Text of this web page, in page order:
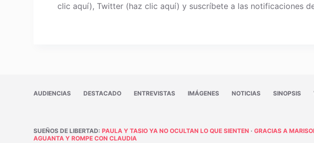
clic aquí), Twitter (haz clic aquí) y suscríbete a las notificaciones
AUDIENCIAS DESTACADO ENTREVISTAS IMÁGENES NOTICIAS SINOPSIS
SUEÑOS DE LIBERTAD:PAULA Y TASIO YA NO OCULTAN LO QUE SIENTEN ·GRACIAS A
AGUANTA Y ROMPE CON CLAUDIA